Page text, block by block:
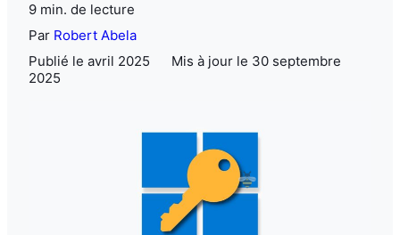
9 min. de lecture
Par Robert Abela
Publié le avril 2025
Mis à jour le 30 septembre
2025